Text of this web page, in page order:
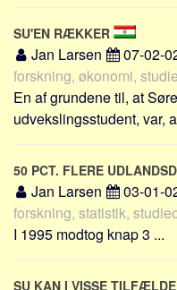
Emner
Skribenter
Personer
Om
Webstedet
Redigering
SU'EN RÆKKER
Jan Larsen 07-02-
forskning, økonomi,
En af grundene til, at
udvekslingsstudent, var,
50 PCT. FLERE
Jan Larsen 03-01-
forskning, statistik,
I 1995 modtog knap 3 ...
SU KAN I VISSE